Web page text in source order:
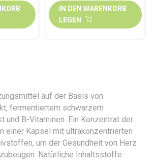
IN DEN WARENKORB
LEGEN
auf der Basis von
fermentiertem schwarzem
und B-Vitaminen. Ein Konzentrat der
einer Kapsel mit ultrakonzentrierten
um der Gesundheit von Herz
Natürliche Inhaltsstoffe :